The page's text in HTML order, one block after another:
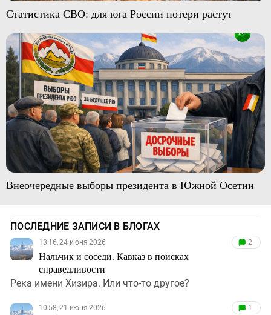
Статистика СВО: для юга России потери растут
Внеочередные выборы президента в Южной Осетии
ПОСЛЕДНИЕ ЗАПИСИ В БЛОГАХ
13:16, 24 июня 2026
Нальчик и соседи. Кавказ в поисках
справедливости
2
Река имени Хизира. Или что-то другое?
10:58, 21 июня 2026 1